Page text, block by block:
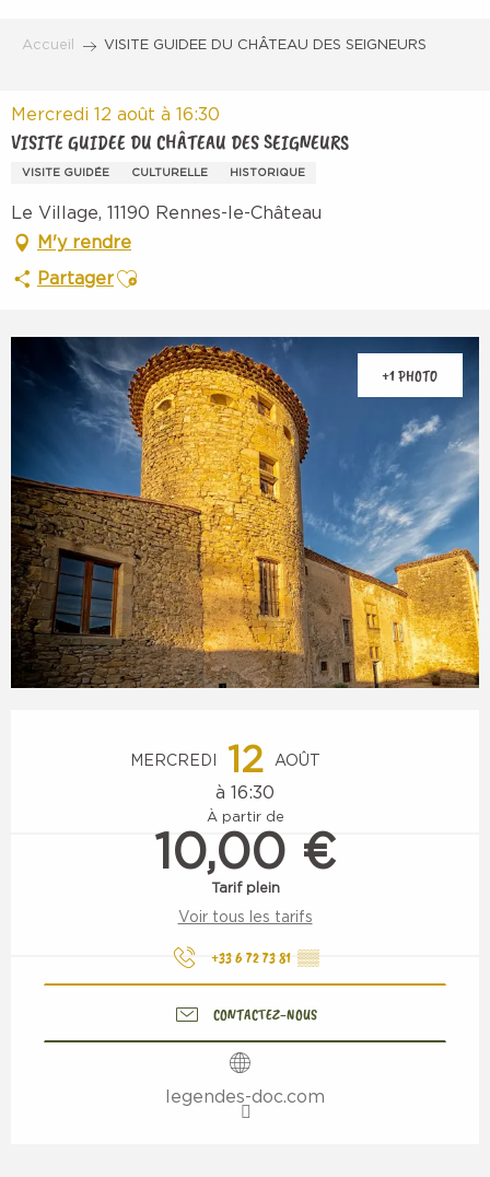
Accueil VISITE GUIDEE DU CHÂTEAU DES SEIGNEURS
Mercredi 12 août à 16:30
VISITE GUIDEE DU CHÂTEAU DES SEIGNEURS
VISITE GUIDÉE CULTURELLE HISTORIQUE
Le Village, 11190 Rennes-le-Château
M'y rendre
PartagerAjouter aux favoris
+1 PHOTO
MERCREDI 12 AOÛT
à 16:30
À partir de
10,00 €
Tarif plein
Voir tous les tarifs
+33 6 72 73 81 ▒▒
CONTACTEZ-NOUS
legendes-doc.com